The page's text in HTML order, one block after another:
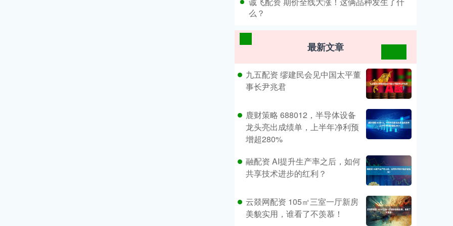
么？
最新文章
九五配资 缪建民会见中国太平董
事长尹兆君
鹿财策略 688012，半导体设备
龙头亮出成绩单，上半年净利预
增超280%
融配资 AI提升生产率之后，如何
共享技术进步的红利？
云燚网配资 105㎡三室一厅新房
美貌实用，谁看了不羡慕！